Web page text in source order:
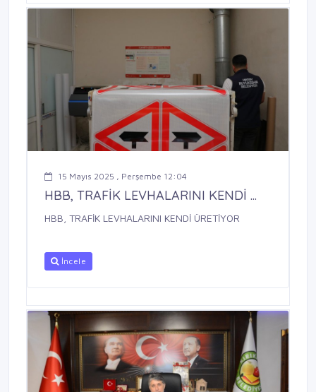
15 Mayıs 2025 , Perşembe 12:04
HBB, TRAFİK LEVHALARINI KENDİ ...
HBB, TRAFİK LEVHALARINI KENDİ ÜRETİYOR
İncele